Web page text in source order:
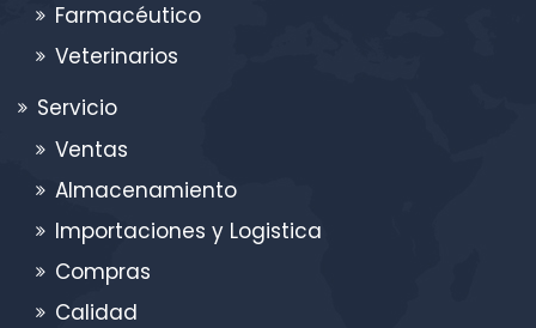
Farmacéutico
Veterinarios
Servicio
Ventas
Almacenamiento
Importaciones y Logistica
Compras
Calidad